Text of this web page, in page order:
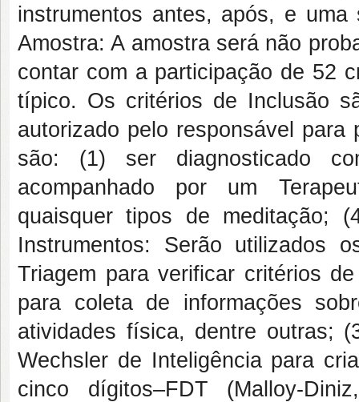
instrumentos antes, após, e
Amostra: A amostra será não
contar com a participação de 52
típico. Os critérios de Inclusão
autorizado pelo responsável
são: (1) ser diagnosticado
acompanhado por um
quaisquer tipos de meditação;
Instrumentos: Serão utilizados
Triagem para verificar critérios
para coleta de informações
atividades física, dentre outras;
Wechsler de Inteligência para
cinco dígitos–FDT (Malloy-